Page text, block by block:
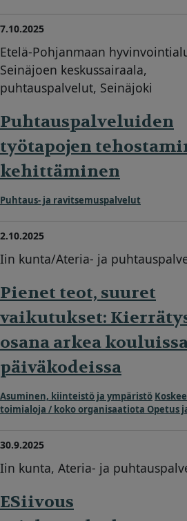
7.10.2025
Etelä-Pohjanmaan
Seinäjoen keskussairaala,
puhtauspalvelut, Seinäjoki
Puhtauspalveluiden
työtapojen
kehittäminen
Puhtaus- ja ravitsemuspalvelut
2.10.2025
Iin kunta/Ateria- ja
Pienet teot, suuret
vaikutukset:
osana arkea
päiväkodeissa
Asuminen, kiinteistö ja ympäristö
toimialoja / koko organisaatiota Opetus
30.9.2025
Iin kunta, Ateria- ja
ESiivous